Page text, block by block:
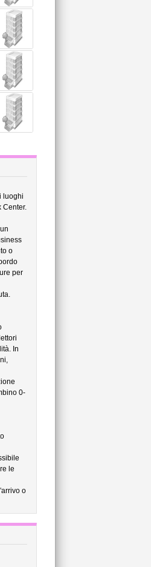
luoghi
Center.
o
per
In
0-
le
o